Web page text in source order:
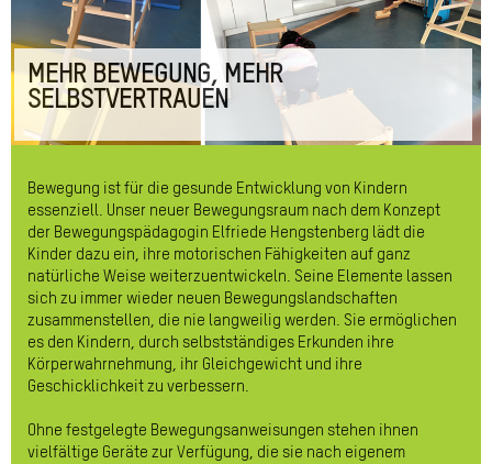
MEHR BEWEGUNG, MEHR
SELBSTVERTRAUEN
Bewegung ist für die gesunde Entwicklung von Kindern
essenziell. Unser neuer Bewegungsraum nach dem Konzept
der Bewegungspädagogin Elfriede Hengstenberg lädt die
Kinder dazu ein, ihre motorischen Fähigkeiten auf ganz
natürliche Weise weiterzuentwickeln. Seine Elemente lassen
sich zu immer wieder neuen Bewegungslandschaften
zusammenstellen, die nie langweilig werden. Sie ermöglichen
es den Kindern, durch selbstständiges Erkunden ihre
Körperwahrnehmung, ihr Gleichgewicht und ihre
Geschicklichkeit zu verbessern.
Ohne festgelegte Bewegungsanweisungen stehen ihnen
vielfältige Geräte zur Verfügung, die sie nach eigenem